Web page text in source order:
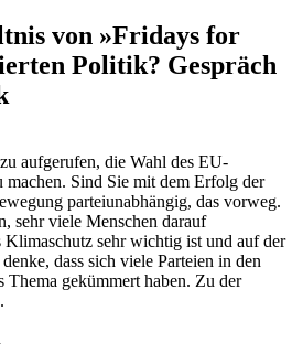
von »Fridays for
Politik? Gespräch
aufgerufen, die Wahl des EU-
Sind Sie mit dem Erfolg der
parteiunabhängig, das vorweg.
sehr viele Menschen darauf
Klimaschutz sehr wichtig ist und auf der
dass sich viele Parteien in den
Thema gekümmert haben. Zu der